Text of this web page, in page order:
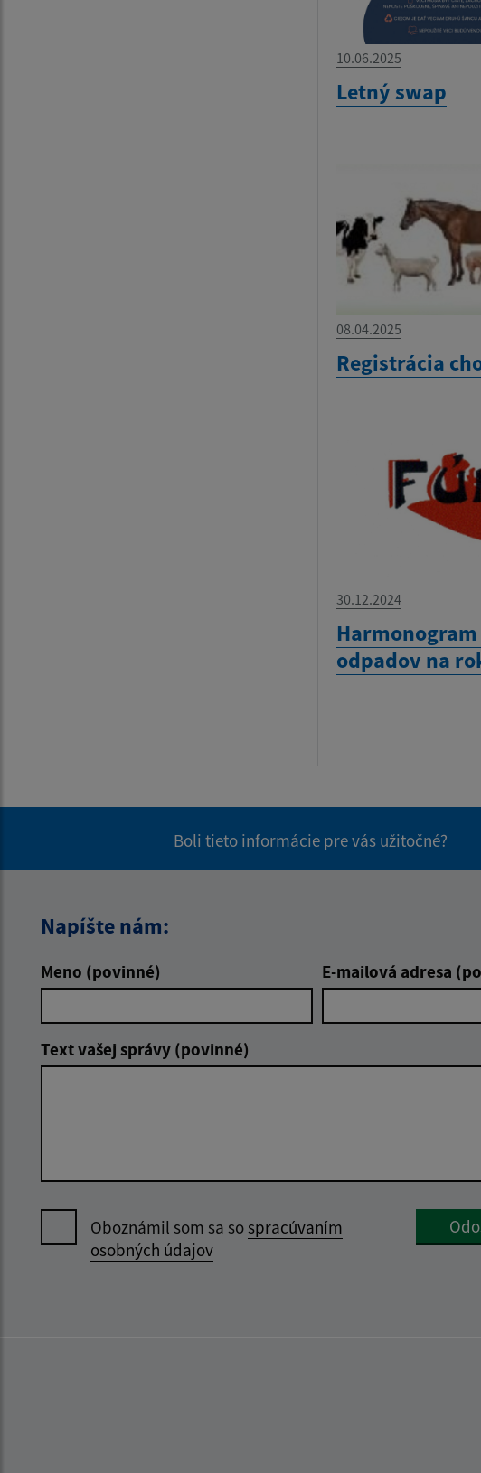
10.06.2025
Letný swap
08.04.2025
Registrácia
30.12.2024
odpadov na
Boli tieto informácie pre vás užitočné?
Napíšte nám:
Meno (povinné) E-mailová adresa
Text vašej správy (povinné)
Oboznámil som sa sospracúvaním
osobných údajov
Google